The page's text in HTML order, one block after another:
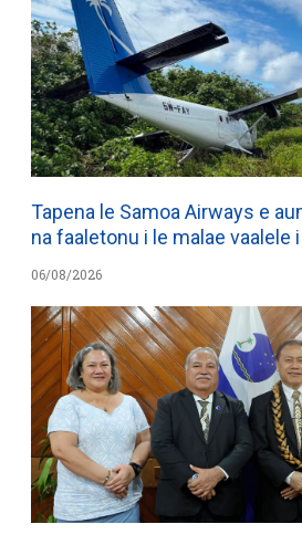
Tapena le Samoa Airways e
na faaletonu i le malae vaalele
06/08/2026